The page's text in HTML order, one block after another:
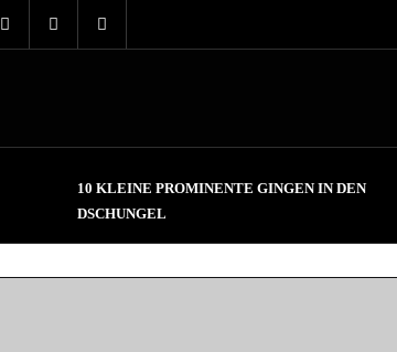
10 KLEINE PROMINENTE GINGEN IN DEN
DSCHUNGEL